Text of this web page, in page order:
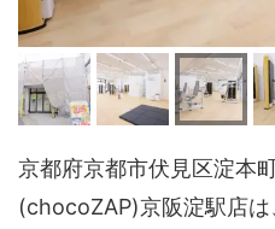
京都府京都市伏見区淀本
(chocoZAP)京阪淀駅店